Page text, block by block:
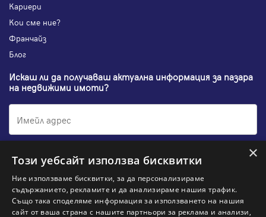
Кариери
Кои сме ние?
Франчайз
Блог
Искаш ли да получаваш актуална информация за пазара
на недвижими имоти?
Абонирам се
НАЙ-ПОПУЛЯРНИ ТЪРСЕНИЯ:
×
Този уебсайт използва бисквитки
Ние използваме бисквитки, за да персонализираме
съдържанието, рекламите и да анализираме нашия трафик.
Също така споделяме информация за използването на нашия
сайт от ваша страна с нашите партньори за реклама и анализи,